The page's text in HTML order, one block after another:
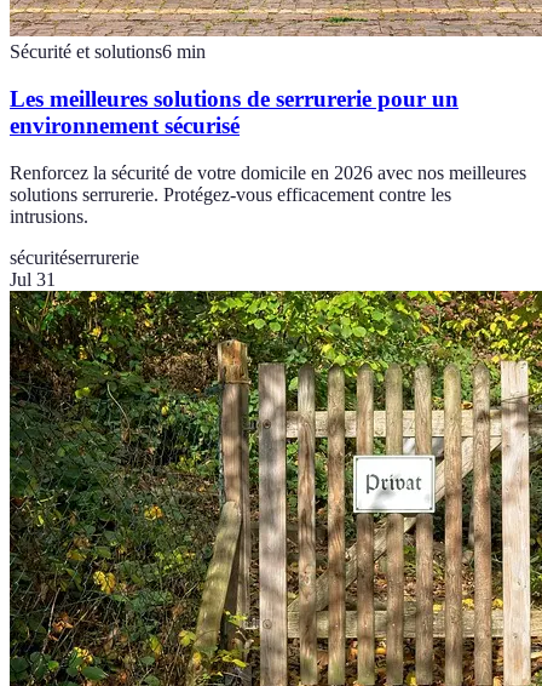
Sécurité et solutions6 min
Les meilleures solutions de serrurerie pour un
environnement sécurisé
Renforcez la sécurité de votre domicile en 2026 avec nos meilleures
solutions serrurerie. Protégez-vous efficacement contre les
intrusions.
sécuritéserrurerie
Jul 31